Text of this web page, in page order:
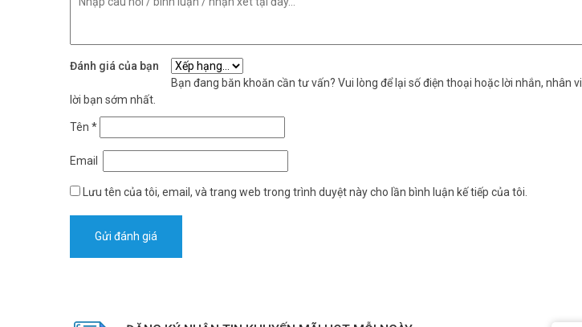
Đánh giá của bạn
Bạn đang băn khoăn cần tư vấn? Vui lòng để lại số điện thoại hoặc lời nhắn, nhân
lời bạn sớm nhất.
Tên *
Email
Lưu tên của tôi, email, và trang web trong trình duyệt này cho lần bình luận kế tiếp của tôi.